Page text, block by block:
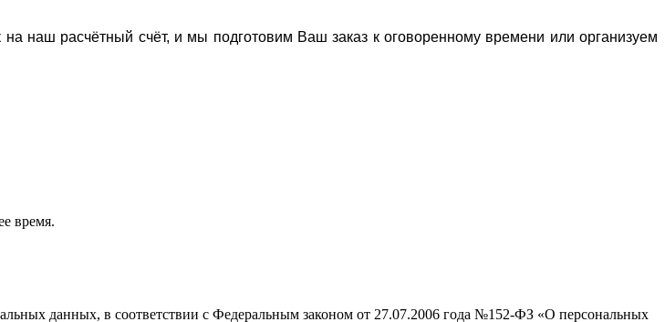
наш расчётный счёт, и мы подготовим Ваш заказ к оговоренному времени или организуем
время.
данных, в соответствии с Федеральным законом от 27.07.2006 года №152-ФЗ «О персональных